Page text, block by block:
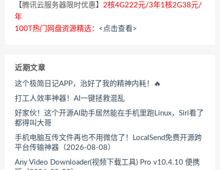
【腾讯云服务器限时优惠】 2核4G222元/3年1核2G38元/
年
100T热门网盘资源精选： <点击查看>
近期文章
这个极简日记APP，治好了我的精神内耗！🔥
打工人效率神器！AI一键拯救混乱
好家伙！这个开源AI助手居然能在手机里跑Linux，Siri看了
都得叫大哥
手机电脑互传文件再也不用微信了！LocalSend免费开源跨
平台传输神器（2026-08-08）
Any Video Downloader(视频下载工具) Pro v10.4.10 便携